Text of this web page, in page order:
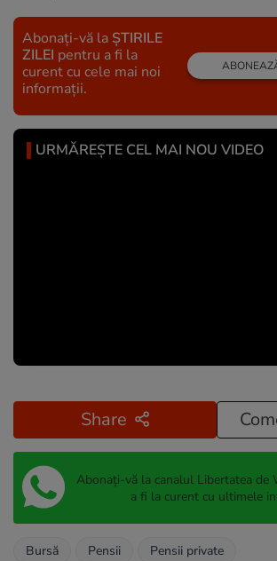
Abonați-vă la ȘTIRILE
ZILEI pentru a fi la
curent cu cele mai noi
informații.
URMĂREȘTE CEL MAI NOU VIDEO
Share
Abonați-vă la canalul Libertatea de
a fi la curent cu ultimele
Bursă Pensii Pensii private